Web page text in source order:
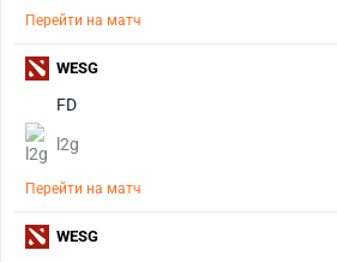
Перейти на матч
FD
l2g
Перейти на матч
WESG
WESG